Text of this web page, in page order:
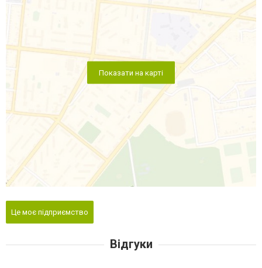
Показати на карті
Це моє підприємство
Відгуки